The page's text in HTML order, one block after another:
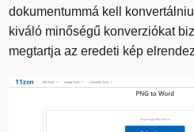
dokumentummá kell
kiváló minőségű konverziókat
megtartja az eredeti kép